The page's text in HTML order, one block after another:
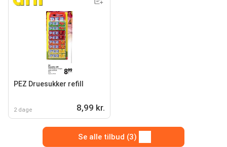
PEZ Druesukker refill
2 dage 8,99 kr.
Se alle tilbud (3)